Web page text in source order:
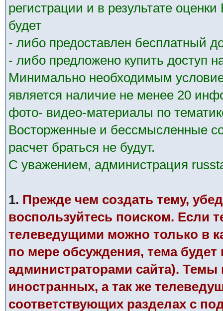
регистрации и в результате
будет
- либо предоставлен бесплатный
- либо предложено купить доступ
Минимально необходимым
является наличие не менее 20
фото- видео-материалы по
Восторженные и бессмысленные
расчет браться не будут.
С уважением, администрация
1. Прежде чем создать тему,
воспользуйтесь поиском. Если
телеведущими можно только в
по мере обсуждения, тема
администраторами сайта). Темы
иностранных, а так же
соответствующих разделах с